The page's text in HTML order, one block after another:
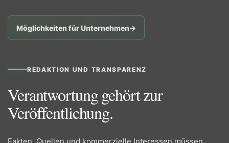
Möglichkeiten für Unternehmen→
REDAKTION UND TRANSPARENZ
Verantwortung gehört zur
Veröffentlichung.